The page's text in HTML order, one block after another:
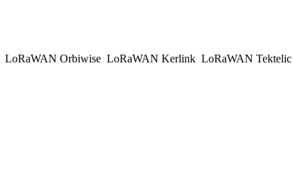
LoRaWAN Orbiwise LoRaWAN Kerlink LoRaWAN Tektelic